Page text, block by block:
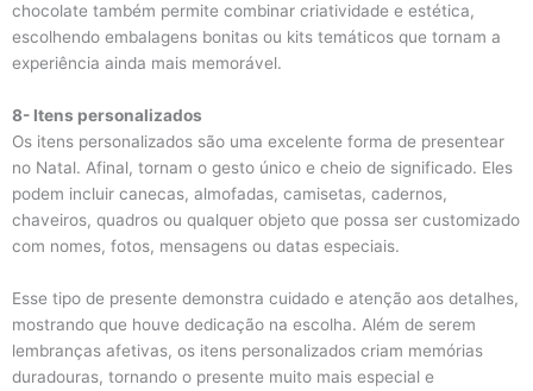
chocolate também permite combinar criatividade e estética,
escolhendo embalagens bonitas ou kits temáticos que tornam a
experiência ainda mais memorável.
8- Itens personalizados
Os itens personalizados são uma excelente forma de presentear
no Natal. Afinal, tornam o gesto único e cheio de significado. Eles
podem incluir canecas, almofadas, camisetas, cadernos,
chaveiros, quadros ou qualquer objeto que possa ser customizado
com nomes, fotos, mensagens ou datas especiais.
Esse tipo de presente demonstra cuidado e atenção aos detalhes,
mostrando que houve dedicação na escolha. Além de serem
lembranças afetivas, os itens personalizados criam memórias
duradouras, tornando o presente muito mais especial e